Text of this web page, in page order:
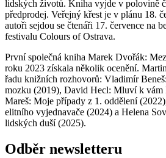
lidských životů. Kniha vyjde v polovině
předprodej. Veřejný křest je v plánu 18.
autoři sejdou se čtenáři 17. července na
festivalu Colours of Ostrava.
První společná kniha Marek Dvořák:
roku 2023 získala několik ocenění.
řadu knižních rozhovorů: Vladimír
mozku (2019), David Hecl: Mluví k vám
Mareš: Moje případy z 1. oddělení
elitního vyjednavače (2024) a Helena
lidských duší (2025).
Odběr newsletteru